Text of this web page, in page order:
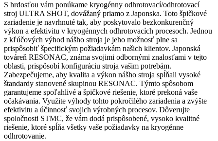
S hrdosťou vám ponúkame kryogénny odhrotovací/odhrotovací
stroj ULTRA SHOT, dovážaný priamo z Japonska. Toto špičkové
zariadenie je navrhnuté tak, aby poskytovalo bezkonkurenčný
výkon a efektivitu v kryogénnych odhrotovacích procesoch. Jednou
z kľúčových výhod nášho stroja je jeho možnosť plne sa
prispôsobiť špecifickým požiadavkám našich klientov. Japonská
továreň RESONAC, známa svojimi odbornými znalosťami v tejto
oblasti, prispôsobí konfiguráciu stroja vašim potrebám.
Zabezpečujeme, aby kvalita a výkon nášho stroja spĺňali vysoké
štandardy stanovené skupinou RESONAC. Týmto spôsobom
garantujeme spoľahlivé a špičkové riešenie, ktoré prekoná vaše
očakávania. Využite výhody tohto pokročilého zariadenia a zvýšte
efektivitu a účinnosť svojich výrobných procesov. Dôverujte
spoločnosti STMC, že vám dodá prispôsobené, vysoko kvalitné
riešenie, ktoré spĺňa všetky vaše požiadavky na kryogénne
odhrotovanie.